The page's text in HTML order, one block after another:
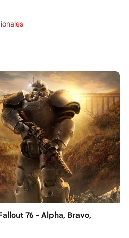
76 - Alpha, Bravo,